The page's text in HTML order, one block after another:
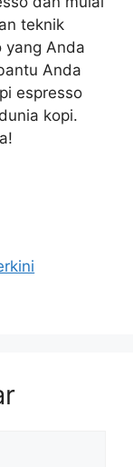
teknik
yang Anda
Anda
espresso
kopi.